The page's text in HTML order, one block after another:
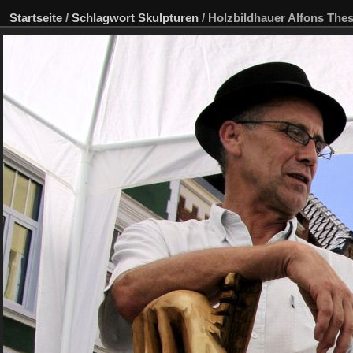
Startseite / Schlagwort Skulpturen / Holzbildhauer Alfons